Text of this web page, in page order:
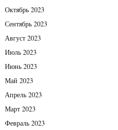
Октябрь 2023
Сентябрь 2023
Август 2023
Июль 2023
Июнь 2023
Май 2023
Апрель 2023
Март 2023
Февраль 2023